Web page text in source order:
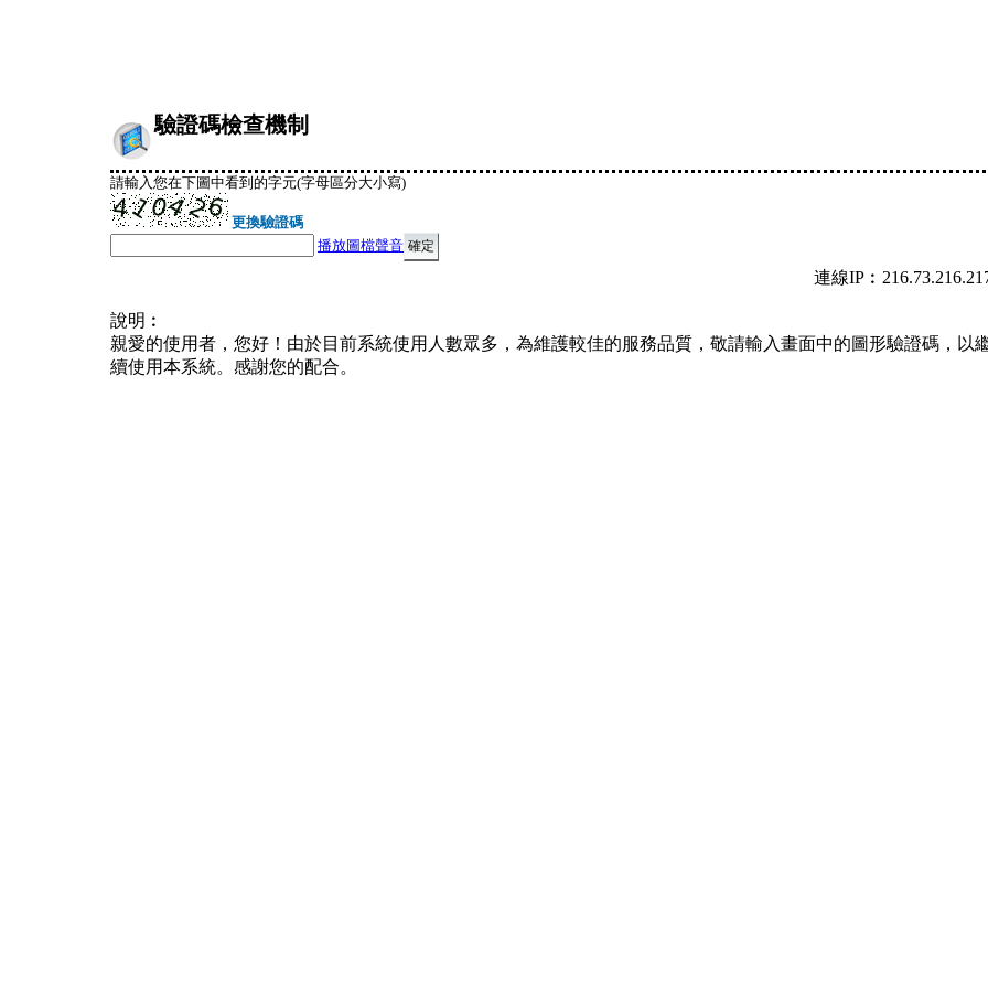
驗證碼檢查機制
請輸入您在下圖中看到的字元(字母區分大小寫)
更換驗證碼
播放圖檔聲音
連線
說明︰
親愛的使用者，您好！由於目前系統使用人數眾多，為維護較佳的服務品質，敬請輸入畫面中的圖形驗證碼，以
續使用本系統。感謝您的配合。